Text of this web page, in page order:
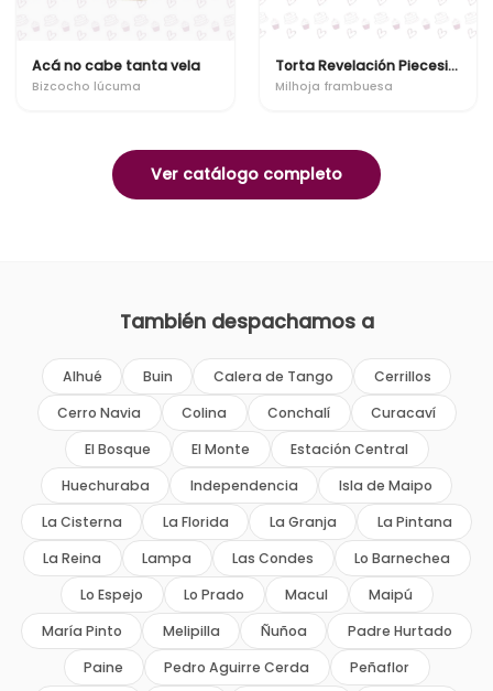
Acá no cabe tanta vela
Bizcocho lúcuma
Torta Revelación Piecesitos
Milhoja frambuesa
Ver catálogo completo
También despachamos a
Alhué Buin Calera de Tango
Cerrillos
Cerro Navia
Colina Conchalí
Curacaví
El Bosque
El Monte
Estación Central
Huechuraba
Independencia
Isla de Maipo
La Cisterna
La Florida La Granja
La Pintana
La Reina
Lampa Las Condes
Lo Barnechea
Lo Espejo
Lo Prado Macul
Maipú
María Pinto
Melipilla Ñuñoa
Padre Hurtado
Paine
Pedro Aguirre Cerda Peñaflor